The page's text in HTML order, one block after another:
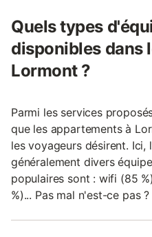
Quels types
disponibles dans
Lormont ?
Parmi les services
que les appartements à
les voyageurs désirent.
généralement divers
populaires sont : wifi (85
%)... Pas mal n'est-ce pas ?